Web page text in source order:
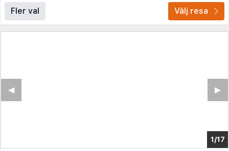
Fler val Välj resa
1/13
▶︎
◀︎